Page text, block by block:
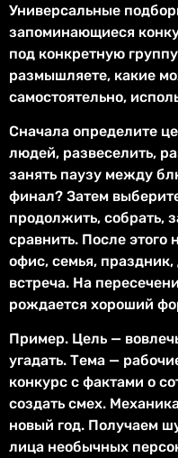
Универсальные
запоминающиеся
под конкретную
размышляете, какие
самостоятельно,
Сначала определите
людей, развеселить,
занять паузу между
финал? Затем
продолжить, собрать,
сравнить. После
офис, семья,
встреча. На
рождается хороший
Пример. Цель —
угадать. Тема —
конкурс с фактами о
создать смех.
новый год. Получаем
лица необычных